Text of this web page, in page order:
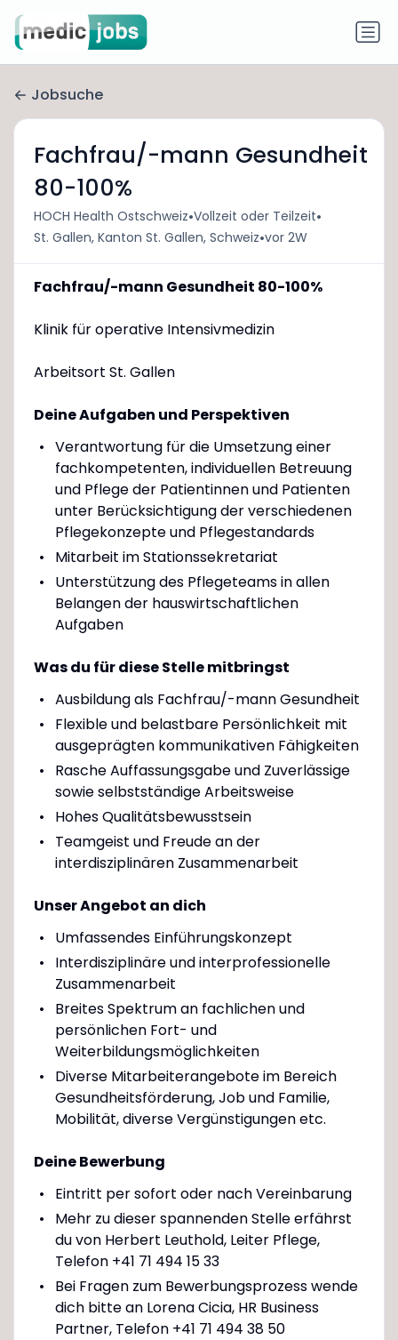
Jobsuche
Fachfrau/-mann Gesundheit
80-100%
HOCH Health Ostschweiz•Vollzeit oder Teilzeit•
St. Gallen, Kanton St. Gallen, Schweiz•vor 2W
Fachfrau/-mann Gesundheit 80-100%
Klinik für operative Intensivmedizin
Arbeitsort St. Gallen
Deine Aufgaben und Perspektiven
Verantwortung für die Umsetzung einer
fachkompetenten, individuellen Betreuung
und Pflege der Patientinnen und Patienten
unter Berücksichtigung der verschiedenen
Pflegekonzepte und Pflegestandards
Mitarbeit im Stationssekretariat
Unterstützung des Pflegeteams in allen
Belangen der hauswirtschaftlichen
Aufgaben
Was du für diese Stelle mitbringst
Ausbildung als Fachfrau/-mann Gesundheit
Flexible und belastbare Persönlichkeit mit
ausgeprägten kommunikativen Fähigkeiten
Rasche Auffassungsgabe und Zuverlässige
sowie selbstständige Arbeitsweise
Hohes Qualitätsbewusstsein
Teamgeist und Freude an der
interdisziplinären Zusammenarbeit
Unser Angebot an dich
Umfassendes Einführungskonzept
Interdisziplinäre und interprofessionelle
Zusammenarbeit
Breites Spektrum an fachlichen und
persönlichen Fort- und
Weiterbildungsmöglichkeiten
Diverse Mitarbeiterangebote im Bereich
Gesundheitsförderung, Job und Familie,
Mobilität, diverse Vergünstigungen etc.
Deine Bewerbung
Eintritt per sofort oder nach Vereinbarung
Mehr zu dieser spannenden Stelle erfährst
du von Herbert Leuthold, Leiter Pflege,
Telefon +41 71 494 15 33
Bei Fragen zum Bewerbungsprozess wende
dich bitte an Lorena Cicia, HR Business
Partner, Telefon +41 71 494 38 50